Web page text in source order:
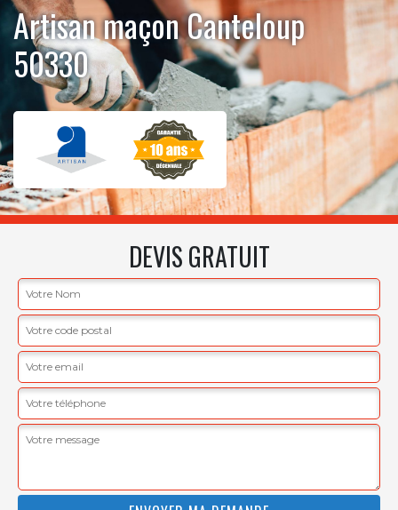
Artisan maçon Canteloup
50330
DEVIS GRATUIT